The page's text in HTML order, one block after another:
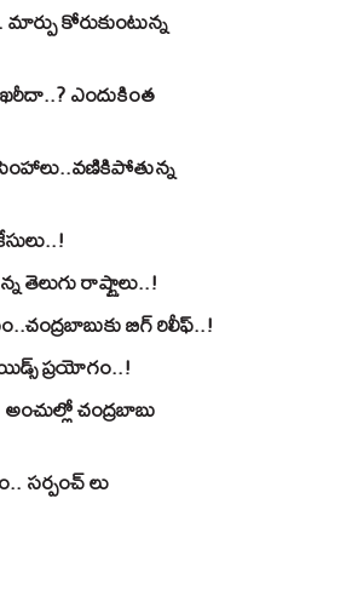
కోరుకుంటున్న
ఎందుకింత
సింహాలు..వణికిపోతున్న
రాష్ట్రాలు..!
బిగ్ రిలీఫ్..!
ప్రయోగం..!
చంద్రబాబు
సర్పంచ్ లు